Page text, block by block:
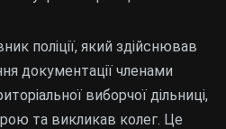
поліції, який здійснював
документації членами
виборчої дільниці,
та викликав колег. Це